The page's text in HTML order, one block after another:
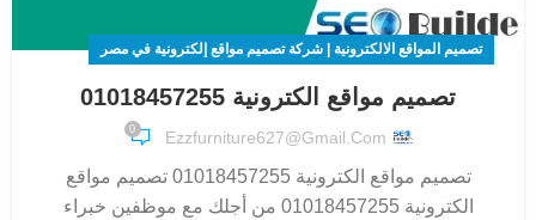
تصميم المواقع الالكترونية | شركة تصميم مواقع إلكترونية في مصر
تصميم مواقع الكترونية 01018457255
Ezzfurniture627@gmail.com
0
تصميم مواقع الكترونية 01018457255 تصميم مواقع
الكترونية 01018457255 من أجلك مع موظفين خبراء